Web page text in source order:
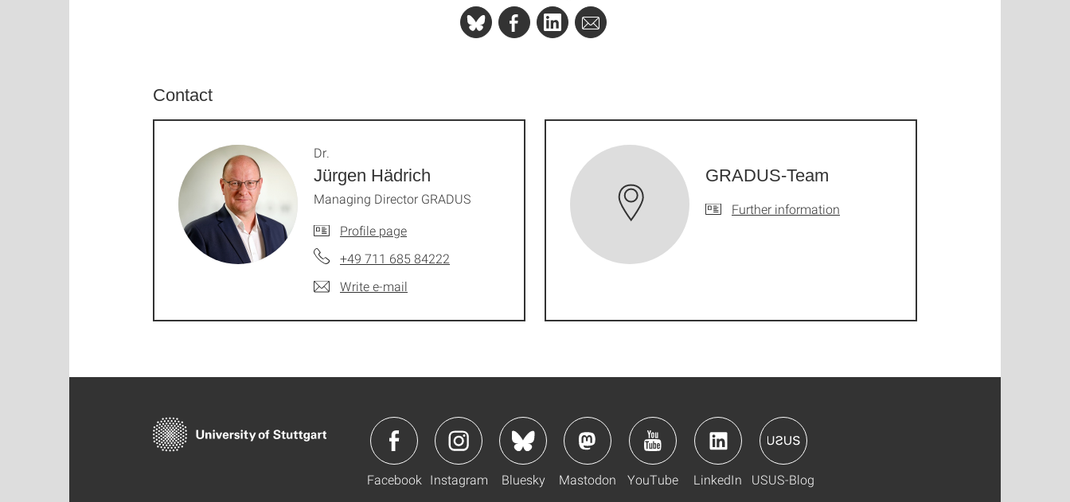
Contact
Jürgen Hädrich
Dr.
Managing Director GRADUS
Profile page
+49 711 685 84222
Write e-mail
GRADUS-Team
Further information
Facebook Instagram Bluesky Mastodon YouTube LinkedIn USUS-Blog